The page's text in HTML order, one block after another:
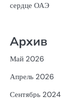
сердце ОАЭ
Архив
Май 2026
Апрель 2026
Сентябрь 2024